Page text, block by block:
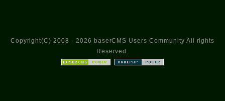
Copyright(C) 2008 - 2026 baserCMS Users Community All rights
Reserved.